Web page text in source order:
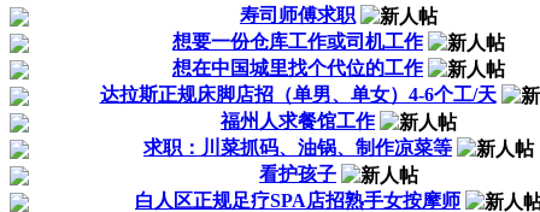
寿司师傅求职
想要一份仓库工作或司机工作
想在中国城里找个代位的工作
达拉斯正规床脚店招（单男、单女）4-6个工/天
福州人求餐馆工作
求职：川菜抓码、油锅、制作凉菜等
看护孩子
白人区正规足疗SPA店招熟手女按摩师